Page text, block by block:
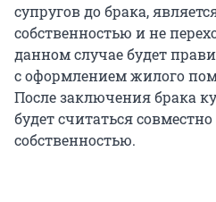
супругов до брака,
собственностью и не
данном случае будет
с оформлением жилого
После заключения брака
будет считаться
собственностью.